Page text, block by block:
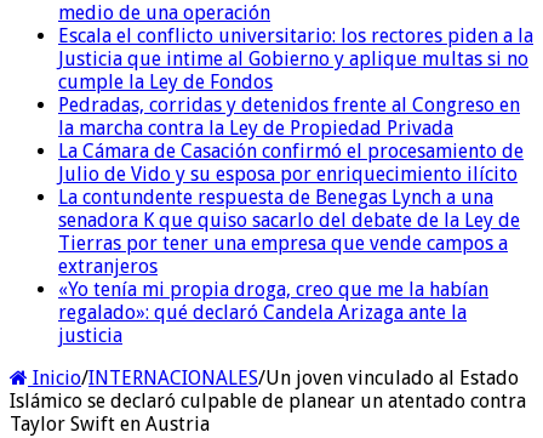
medio de una operación
Escala el conflicto universitario: los rectores piden a la
Justicia que intime al Gobierno y aplique multas si no
cumple la Ley de Fondos
Pedradas, corridas y detenidos frente al Congreso en
la marcha contra la Ley de Propiedad Privada
La Cámara de Casación confirmó el procesamiento de
Julio de Vido y su esposa por enriquecimiento ilícito
La contundente respuesta de Benegas Lynch a una
senadora K que quiso sacarlo del debate de la Ley de
Tierras por tener una empresa que vende campos a
extranjeros
«Yo tenía mi propia droga, creo que me la habían
regalado»: qué declaró Candela Arizaga ante la
justicia
Inicio/INTERNACIONALES/Un joven vinculado al Estado
Islámico se declaró culpable de planear un atentado contra
Taylor Swift en Austria